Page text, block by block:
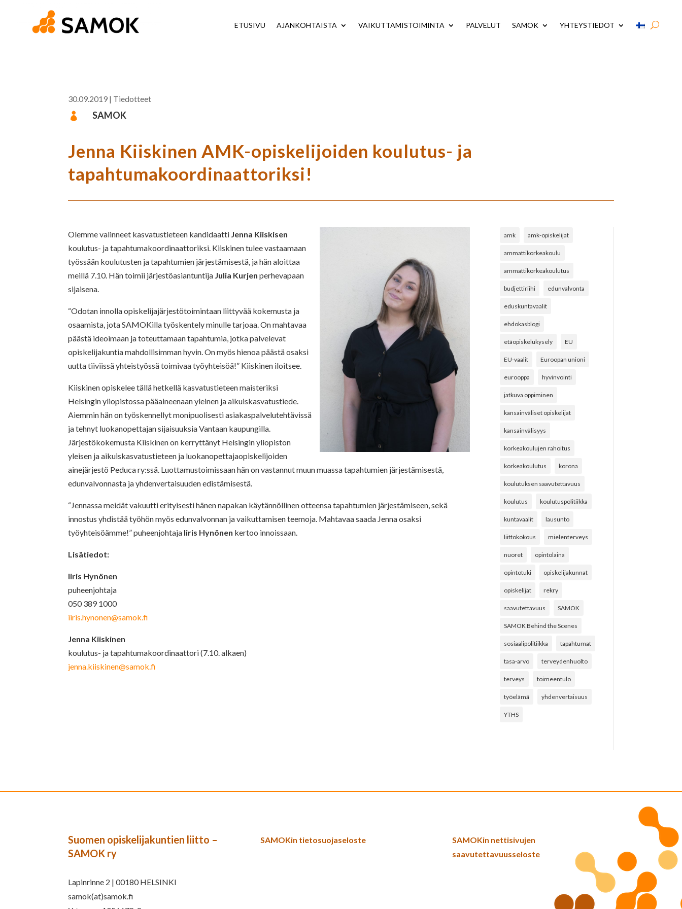
ETUSIVU AJANKOHTAISTA VAIKUTTAMISTOIMINTA PALVELUT SAMOK YHTEYSTIEDOT
30.09.2019 | Tiedotteet
 SAMOK
Jenna Kiiskinen AMK-opiskelijoiden koulutus- ja
tapahtumakoordinaattoriksi!
Olemme valinneet kasvatustieteen kandidaatti Jenna Kiiskisen
koulutus- ja tapahtumakoordinaattoriksi. Kiiskinen tulee vastaamaan
työssään koulutusten ja tapahtumien järjestämisestä, ja hän aloittaa
meillä 7.10. Hän toimii järjestöasiantuntija Julia Kurjen perhevapaan
sijaisena.
“Odotan innolla opiskelijajärjestötoimintaan liittyvää kokemusta ja
osaamista, jota SAMOKilla työskentely minulle tarjoaa. On mahtavaa
päästä ideoimaan ja toteuttamaan tapahtumia, jotka palvelevat
opiskelijakuntia mahdollisimman hyvin. On myös hienoa päästä osaksi
uutta tiiviissä yhteistyössä toimivaa työyhteisöä!” Kiiskinen iloitsee.
Kiiskinen opiskelee tällä hetkellä kasvatustieteen maisteriksi
Helsingin yliopistossa pääaineenaan yleinen ja aikuiskasvatustiede.
Aiemmin hän on työskennellyt monipuolisesti asiakaspalvelutehtävissä
ja tehnyt luokanopettajan sijaisuuksia Vantaan kaupungilla.
Järjestökokemusta Kiiskinen on kerryttänyt Helsingin yliopiston
yleisen ja aikuiskasvatustieteen ja luokanopettajaopiskelijoiden
ainejärjestö Peduca ry:ssä. Luottamustoimissaan hän on vastannut muun muassa tapahtumien järjestämisestä,
edunvalvonnasta ja yhdenvertaisuuden edistämisestä.
“Jennassa meidät vakuutti erityisesti hänen napakan käytännöllinen otteensa tapahtumien järjestämiseen, sekä
innostus yhdistää työhön myös edunvalvonnan ja vaikuttamisen teemoja. Mahtavaa saada Jenna osaksi
työyhteisöämme!” puheenjohtaja Iiris Hynönen kertoo innoissaan.
Lisätiedot:
Iiris Hynönen
puheenjohtaja
050 389 1000
iiris.hynonen@samok.fi
Jenna Kiiskinen
koulutus- ja tapahtumakoordinaattori (7.10. alkaen)
jenna.kiiskinen@samok.fi
amk amk-opiskelijat
ammattikorkeakoulu
ammattikorkeakoulutus
budjettiriihi edunvalvonta
eduskuntavaalit
ehdokasblogi
etäopiskelukysely EU
EU-vaalit Euroopan unioni
eurooppa hyvinvointi
jatkuva oppiminen
kansainväliset opiskelijat
kansainvälisyys
korkeakoulujen rahoitus
korkeakoulutus korona
koulutuksen saavutettavuus
koulutus koulutuspolitiikka
kuntavaalit lausunto
liittokokous mielenterveys
nuoret opintolaina
opintotuki opiskelijakunnat
opiskelijat rekry
saavutettavuus SAMOK
SAMOK Behind the Scenes
sosiaalipolitiikka tapahtumat
tasa-arvo terveydenhuolto
terveys toimeentulo
työelämä yhdenvertaisuus
YTHS
Suomen opiskelijakuntien liitto –
SAMOK ry
Lapinrinne 2 | 00180 HELSINKI
samok(at)samok.fi
SAMOKin tietosuojaseloste
SAMOKin nettisivujen
saavutettavuusseloste